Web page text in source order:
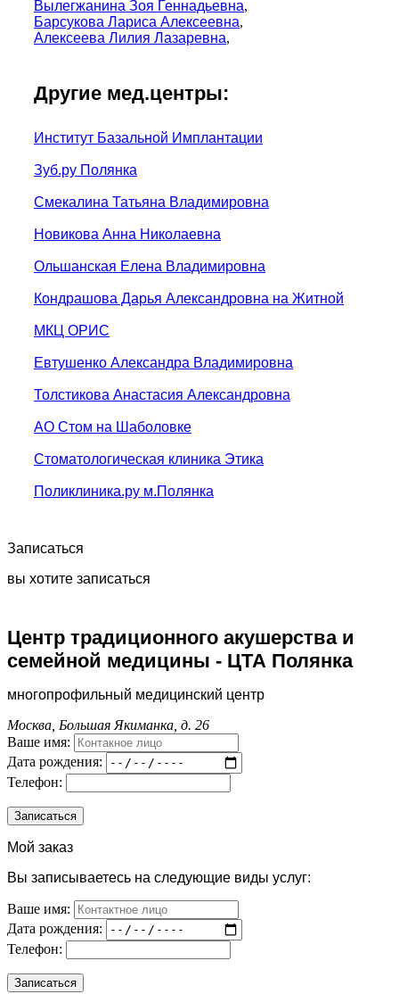
Вылегжанина Зоя Геннадьевна,
Барсукова Лариса Алексеевна,
Алексеева Лилия Лазаревна,
Другие мед.центры:
Институт Базальной Имплантации
Зуб.ру Полянка
Смекалина Татьяна Владимировна
Новикова Анна Николаевна
Ольшанская Елена Владимировна
Кондрашова Дарья Александровна на Житной
МКЦ ОРИС
Евтушенко Александра Владимировна
Толстикова Анастасия Александровна
АО Стом на Шаболовке
Стоматологическая клиника Этика
Поликлиника.ру м.Полянка
Записаться
вы хотите записаться
Центр традиционного акушерства и
семейной медицины - ЦТА Полянка
многопрофильный медицинский центр
Москва, Большая Якиманка, д. 26
Ваше имя:
Дата рождения:
Телефон:
Мой заказ
Вы записываетесь на следующие виды услуг:
Ваше имя:
Дата рождения:
Телефон: